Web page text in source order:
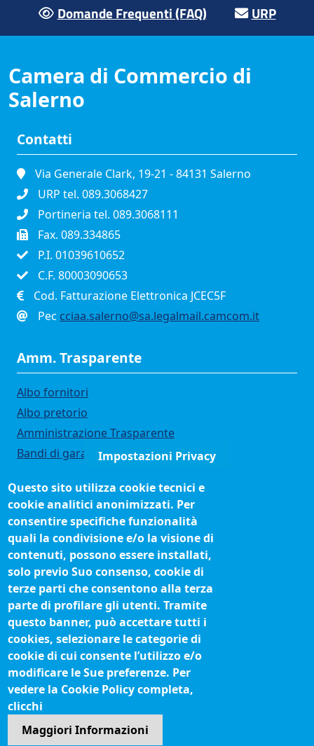
Domande Frequenti (FAQ) URP
Camera di Commercio di
Salerno
Contatti
Via Generale Clark, 19-21 - 84131 Salerno
URP tel. 089.3068427
Portineria tel. 089.3068111
Fax. 089.334865
P.I. 01039610652
C.F. 80003090653
Cod. Fatturazione Elettronica JCEC5F
Pec cciaa.salerno@sa.legalmail.camcom.it
Amm. Trasparente
Albo fornitori
Albo pretorio
Amministrazione Trasparente
Bandi di gara
Concorsi e selezioni
Organigramma
Procedimenti (come fare per)
Siti tematici
Biblioteca camerale
Fatturazione elettronica
IBAN pagamenti alla CCIAA
Questionari soddisfazione utenti
Seguici su
Sito web
Impostazioni Privacy
Questo sito utilizza cookie tecnici e
cookie analitici anonimizzati. Per
consentire specifiche funzionalità
quali la condivisione e/o la visione di
contenuti, possono essere installati,
solo previo Suo consenso, cookie di
terze parti che consentono alla terza
parte di profilare gli utenti. Tramite
questo banner, può accettare tutti i
cookies, selezionare le categorie di
cookie di cui consente l’utilizzo e/o
modificare le Sue preferenze. Per
vedere la Cookie Policy completa,
clicchi
Maggiori Informazioni